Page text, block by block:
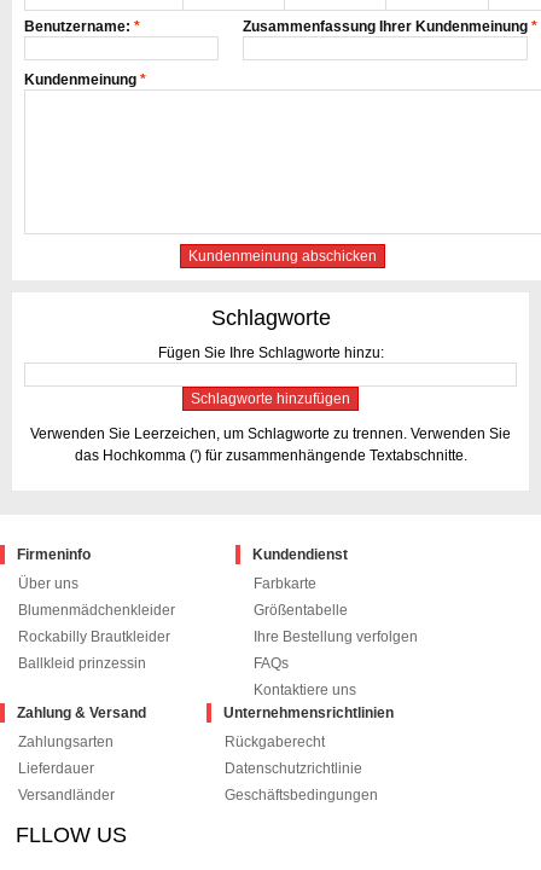
*
Benutzername: *
Zusammenfassung Ihrer Kundenmeinung
*
Kundenmeinung
Kundenmeinung abschicken
Schlagworte
Fügen Sie Ihre Schlagworte hinzu:
Schlagworte hinzufügen
Verwenden Sie Leerzeichen, um Schlagworte zu trennen. Verwenden Sie
das Hochkomma (') für zusammenhängende Textabschnitte.
Firmeninfo
Über uns
Blumenmädchenkleider
Rockabilly Brautkleider
Ballkleid prinzessin
Kundendienst
Farbkarte
Größentabelle
Ihre Bestellung verfolgen
FAQs
Kontaktiere uns
Zahlung & Versand
Zahlungsarten
Lieferdauer
Versandländer
Unternehmensrichtlinien
Rückgaberecht
Datenschutzrichtlinie
Geschäftsbedingungen
FLLOW US